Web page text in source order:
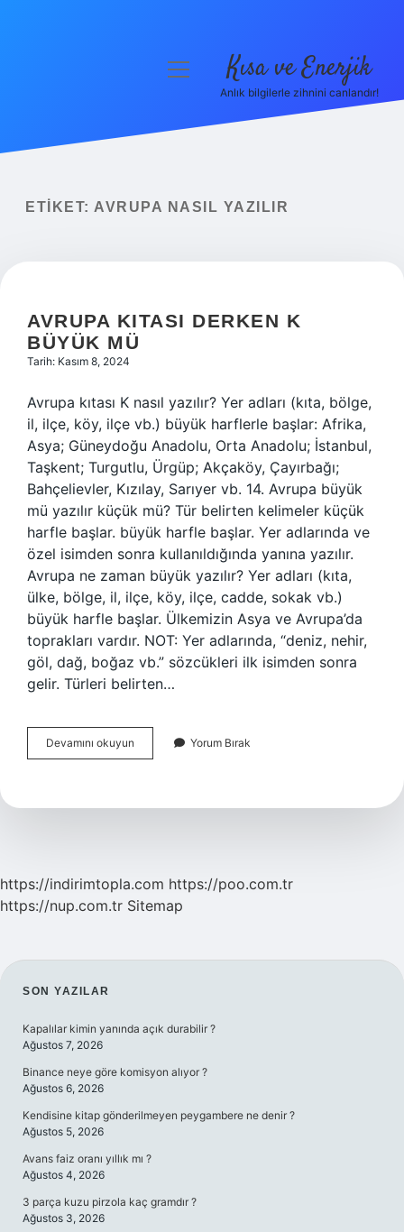
Yasal Uyarı
menüyü
Kısa ve Enerjik
Anlık bilgilerle zihnini canlandır!
ETIKET: AVRUPA NASIL YAZILIR
AVRUPA KITASI DERKEN K
BÜYÜK MÜ
Tarih: Kasım 8, 2024
Avrupa kıtası K nasıl yazılır? Yer adları (kıta, bölge,
il, ilçe, köy, ilçe vb.) büyük harflerle başlar: Afrika,
Asya; Güneydoğu Anadolu, Orta Anadolu; İstanbul,
Taşkent; Turgutlu, Ürgüp; Akçaköy, Çayırbağı;
Bahçelievler, Kızılay, Sarıyer vb. 14. Avrupa büyük
mü yazılır küçük mü? Tür belirten kelimeler küçük
harfle başlar. büyük harfle başlar. Yer adlarında ve
özel isimden sonra kullanıldığında yanına yazılır.
Avrupa ne zaman büyük yazılır? Yer adları (kıta,
ülke, bölge, il, ilçe, köy, ilçe, cadde, sokak vb.)
büyük harfle başlar. Ülkemizin Asya ve Avrupa’da
toprakları vardır. NOT: Yer adlarında, “deniz, nehir,
göl, dağ, boğaz vb.” sözcükleri ilk isimden sonra
gelir. Türleri belirten…
Devamını okuyun
Kıtası
Büyük
Yorum Bırak
https://indirimtopla.com https://poo.com.tr
https://nup.com.tr Sitemap
SIDEBAR
SON YAZILAR
Kapalılar kimin yanında açık durabilir ?
Ağustos 7, 2026
Binance neye göre komisyon alıyor ?
Ağustos 6, 2026
Kendisine kitap gönderilmeyen peygambere ne denir ?
Ağustos 5, 2026
Avans faiz oranı yıllık mı ?
Ağustos 4, 2026
3 parça kuzu pirzola kaç gramdır ?
Ağustos 3, 2026